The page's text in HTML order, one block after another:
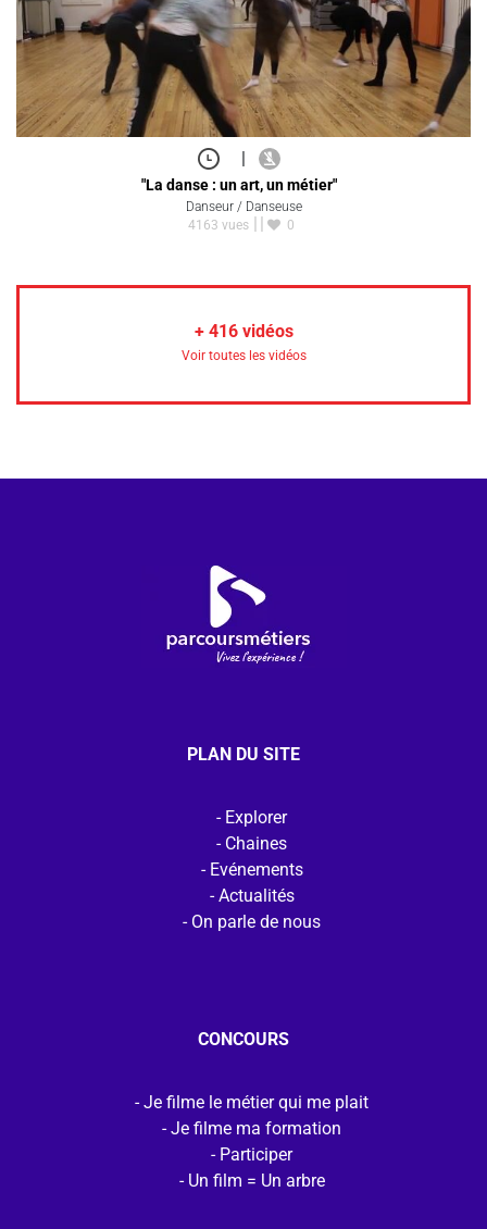
|
"La danse : un art, un métier"
Danseur / Danseuse
4163 vues
0
+ 416vidéos
Voir toutes les vidéos
PLAN DU SITE
Explorer
Chaines
Evénements
Actualités
On parle de nous
CONCOURS
Je filme le métier qui me plait
Je filme ma formation
Participer
Un film = Un arbre